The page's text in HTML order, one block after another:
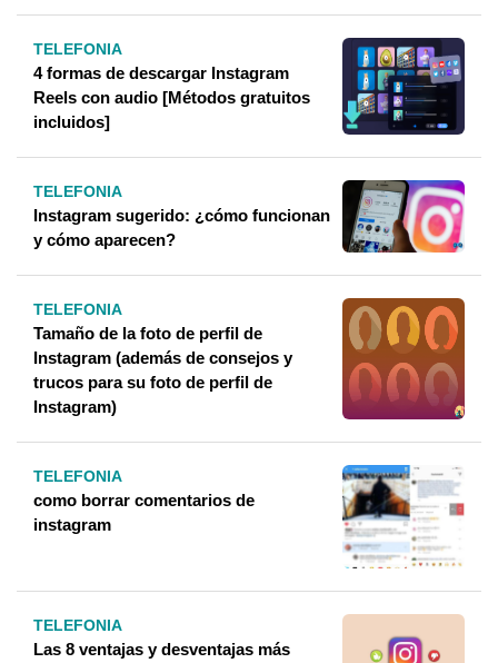
TELEFONIA
4 formas de descargar Instagram
Reels con audio [Métodos gratuitos
incluidos]
TELEFONIA
Instagram sugerido: ¿cómo funcionan
y cómo aparecen?
TELEFONIA
Tamaño de la foto de perfil de
Instagram (además de consejos y
trucos para su foto de perfil de
Instagram)
TELEFONIA
como borrar comentarios de
instagram
TELEFONIA
Las 8 ventajas y desventajas más